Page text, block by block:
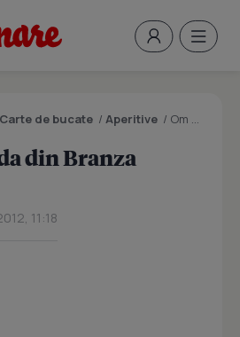
Carte de bucate / Aperitive / Om de Zapada din Branza
din Branza
11:18